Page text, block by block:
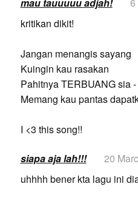
kritikan dikit!
Jangan menangis sayang
Kuingin kau rasakan
Pahitnya TERBUANG sia
Memang kau pantas
I <3 this song!!
siapa aja lah!!! 20
uhhhh bener kta lagu ini